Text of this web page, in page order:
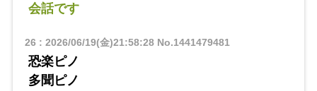
会話です
26 : 2026/06/19(金)21:58:28No.1441479481
恐楽ピノ
多聞ピノ